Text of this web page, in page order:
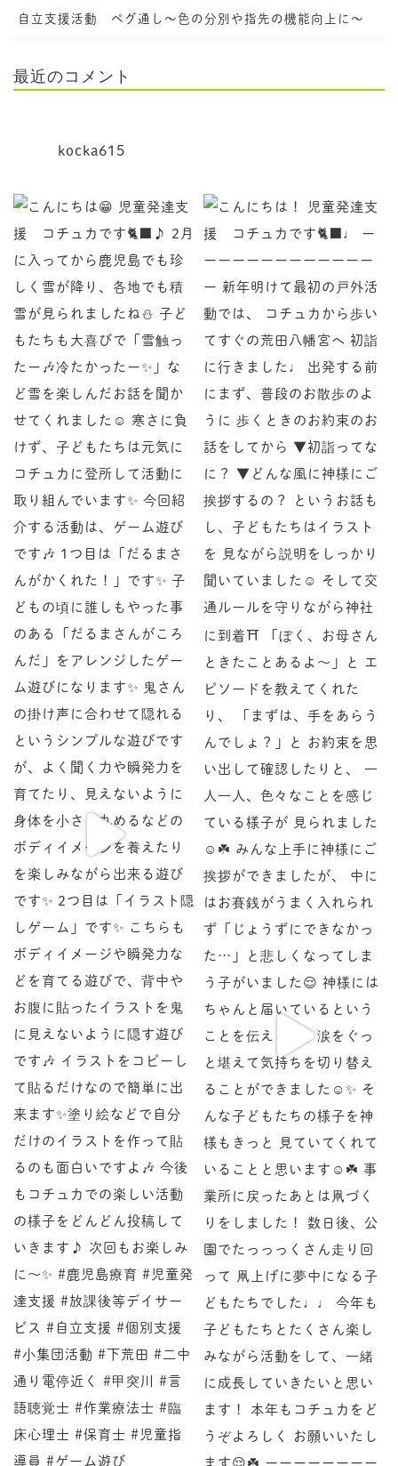
自立支援活動 ペグ通し～色の分別や指先の機能向上に～
最近のコメント
kocka615
児童発達支援 コチュカです
♩ ーーーーーーーーーーーーーー 新年明けて最初の